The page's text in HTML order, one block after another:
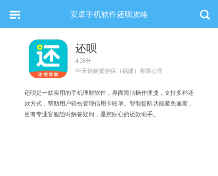
安卓手机软件还呗攻略
还呗
4.38分
中禾信融资担保（福建）有限公司
还呗是一款实用的手机理财软件，界面简洁操作便捷，支持多种还
款方式，帮助用户轻松管理信用卡账单。智能提醒功能避免逾期，
更有专业客服随时解答疑问，是您贴心的还款助手。